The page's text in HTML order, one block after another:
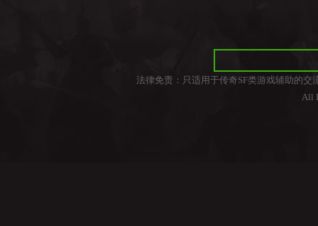
法律免责：只适用于传奇SF类游戏辅助的
All